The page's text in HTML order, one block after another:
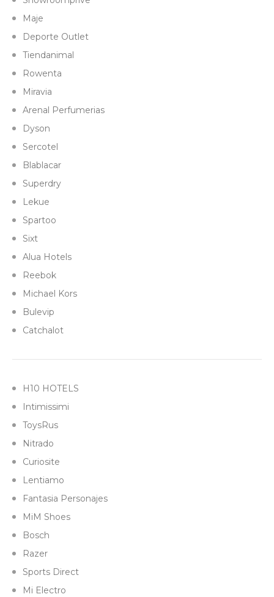
Maje
Deporte Outlet
Tiendanimal
Rowenta
Miravia
Arenal Perfumerias
Dyson
Sercotel
Blablacar
Superdry
Lekue
Spartoo
Sixt
Alua Hotels
Reebok
Michael Kors
Bulevip
Catchalot
H10 HOTELS
Intimissimi
ToysRus
Nitrado
Curiosite
Lentiamo
Fantasia Personajes
MiM Shoes
Bosch
Razer
Sports Direct
Mi Electro